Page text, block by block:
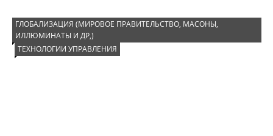
ГЛОБАЛИЗАЦИЯ (МИРОВОЕ ПРАВИТЕЛЬСТВО, МАСОНЫ,
ИЛЛЮМИНАТЫ И ДР,)
ТЕХНОЛОГИИ УПРАВЛЕНИЯ